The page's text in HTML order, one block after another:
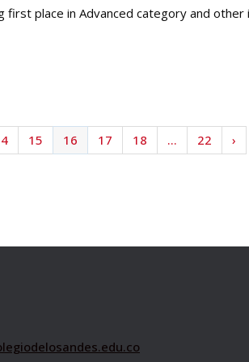
first place in Advanced category and
15 16 17 18 … 22 ›